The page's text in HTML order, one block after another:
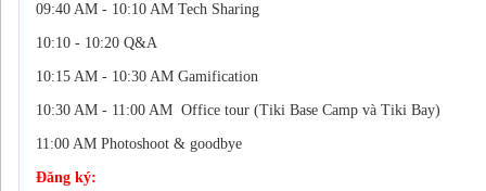
09:40 AM - 10:10 AM Tech Sharing
10:10 - 10:20 Q&A
10:15 AM - 10:30 AM Gamification
10:30 AM - 11:00 AM Office tour (Tiki Base Camp và Tiki Bay)
11:00 AM Photoshoot & goodbye
Đăng ký: